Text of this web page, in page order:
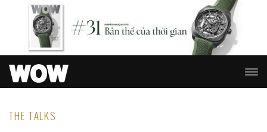
THE TALKS